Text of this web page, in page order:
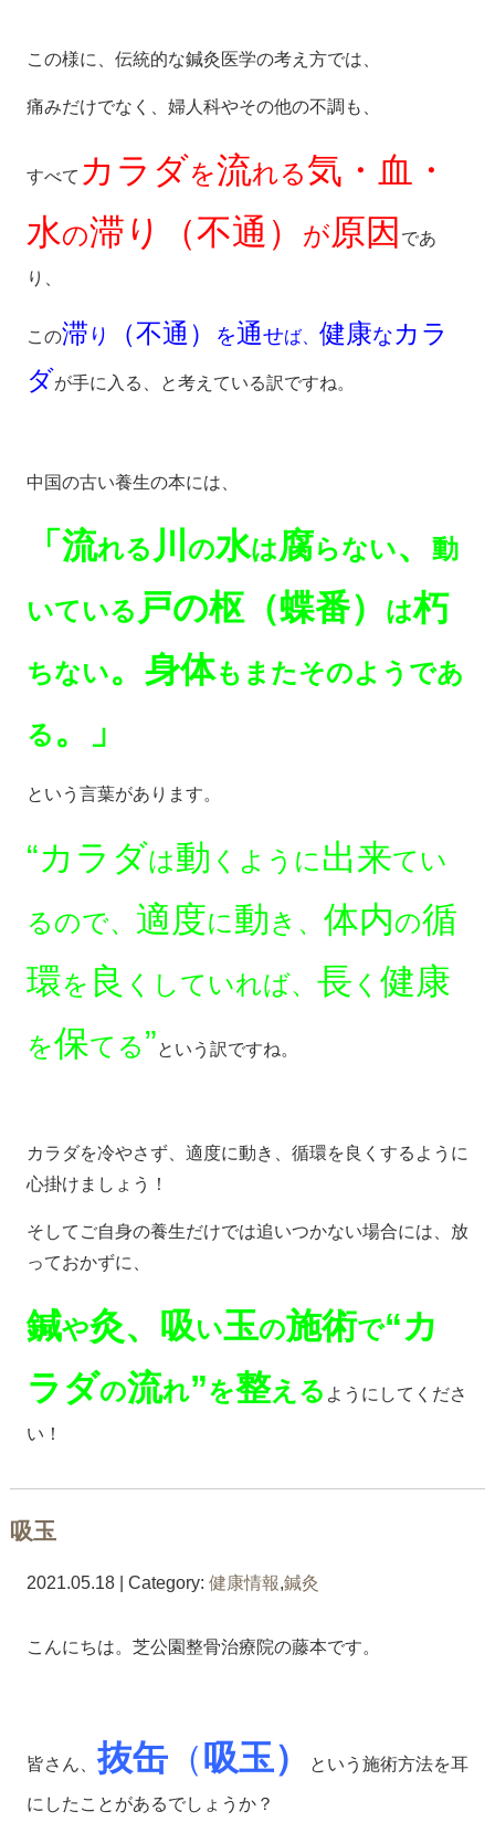
この様に、伝統的な鍼灸医学の考え方では、
痛みだけでなく、婦人科やその他の不調も、
すべて カラダを流れる気・血・
水の滞り（不通） が原因 であ
り、
この滞 り （不通） を通せば、 健康なカラ
ダが手に入る、と考えている訳ですね。
中国の古い養生の本には、
「流れる 川 の水は腐らない、 動
いている 戸の枢（蝶番） は朽
ちない。身体もまたそのようであ
る 。」
という言葉があります。
“カラダは動 くように 出来てい
るので、 適度に動き、 体内の循
環を 良 くしていれば、 長 く 健康
を保てる”という訳ですね。
カラダを冷やさず、適度に動き、循環を良くするように
心掛けましょう！
そしてご自身の養生だけでは追いつかない場合には、放
っておかずに、
鍼や灸、吸い玉の施術で“カ
ラダの流れ”を整える ようにしてくださ
い！
吸玉
2021.05.18 | Category: 健康情報,鍼灸
こんにちは。芝公園整骨治療院の藤本です。
皆さん、抜缶（吸玉） という施術方法を耳
にしたことがあるでしょうか？